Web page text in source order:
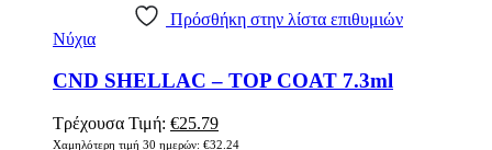
Πρόσθήκη στην λίστα επιθυμιών
Νύχια
CND SHELLAC – TOP COAT 7.3ml
Τρέχουσα Τιμή: Original
price
€25.79Η
τρέχουσα
Χαμηλότερη τιμή 30 ημερών: €32.24